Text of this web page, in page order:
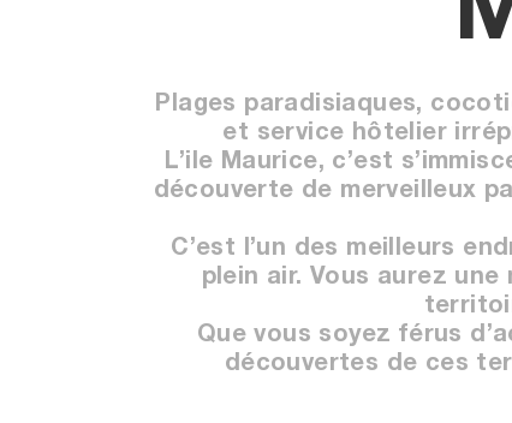
Plages paradisiaques,
et service hôtelier
L’ile Maurice, c’est
découverte de merveilleux
C’est l’un des meilleurs
plein air. Vous aurez
Que vous soyez férus
découvertes de ces